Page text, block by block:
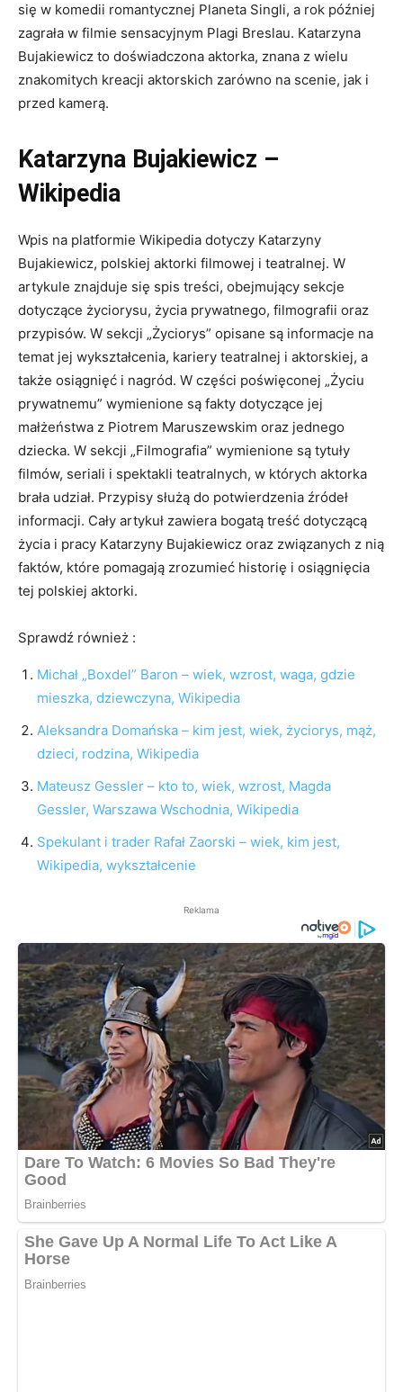
się w komedii romantycznej Planeta Singli, a rok później
zagrała w filmie sensacyjnym Plagi Breslau. Katarzyna
Bujakiewicz to doświadczona aktorka, znana z wielu
znakomitych kreacji aktorskich zarówno na scenie, jak i
przed kamerą.
Katarzyna Bujakiewicz –
Wikipedia
Wpis na platformie Wikipedia dotyczy Katarzyny
Bujakiewicz, polskiej aktorki filmowej i teatralnej. W
artykule znajduje się spis treści, obejmujący sekcje
dotyczące życiorysu, życia prywatnego, filmografii oraz
przypisów. W sekcji „Życiorys” opisane są informacje na
temat jej wykształcenia, kariery teatralnej i aktorskiej, a
także osiągnięć i nagród. W części poświęconej „Życiu
prywatnemu” wymienione są fakty dotyczące jej
małżeństwa z Piotrem Maruszewskim oraz jednego
dziecka. W sekcji „Filmografia” wymienione są tytuły
filmów, seriali i spektakli teatralnych, w których aktorka
brała udział. Przypisy służą do potwierdzenia źródeł
informacji. Cały artykuł zawiera bogatą treść dotyczącą
życia i pracy Katarzyny Bujakiewicz oraz związanych z nią
faktów, które pomagają zrozumieć historię i osiągnięcia
tej polskiej aktorki.
Sprawdź również :
Michał „Boxdel” Baron – wiek, wzrost, waga, gdzie
mieszka, dziewczyna, Wikipedia
Aleksandra Domańska – kim jest, wiek, życiorys, mąż,
dzieci, rodzina, Wikipedia
Mateusz Gessler – kto to, wiek, wzrost, Magda
Gessler, Warszawa Wschodnia, Wikipedia
Spekulant i trader Rafał Zaorski – wiek, kim jest,
Wikipedia, wykształcenie
Reklama